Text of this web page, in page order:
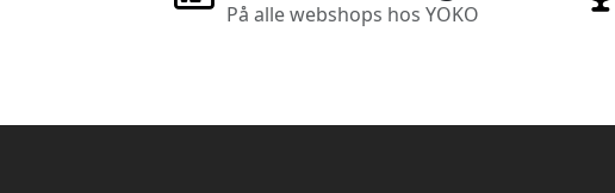
På alle webshops hos YOKO